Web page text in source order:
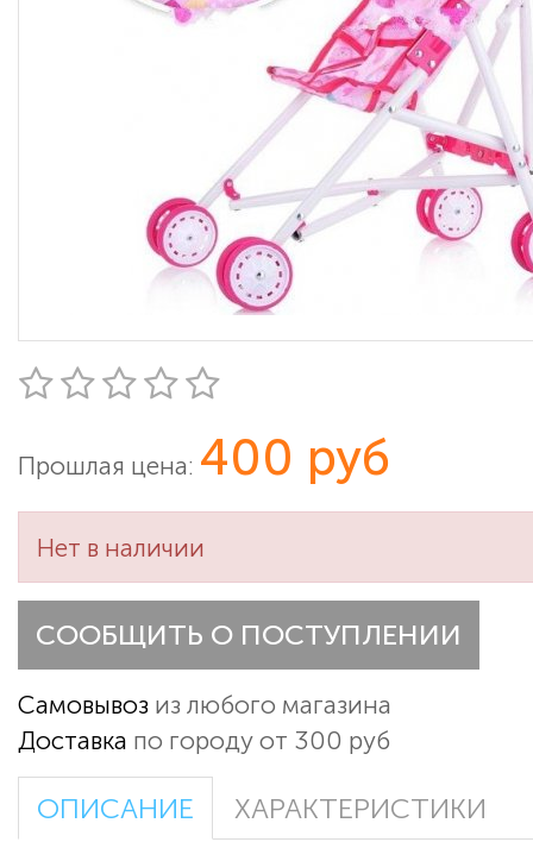
Прошлая цена: 400 руб
Нет в наличии
СООБЩИТЬ О ПОСТУПЛЕНИИ
Самовывоз из любого магазина
Доставка по городу от 300 руб
ОПИСАНИЕ ХАРАКТЕРИСТИКИ